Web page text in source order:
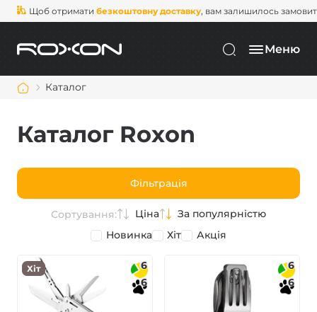
Щоб отримати безкоштовну доставку, вам залишилось
Меню
Каталог
Каталог Roxon
Фільтрація
Сортування: Ціна
За популярністю
Новинка
Хіт Акція
Хіт
6
6
6
6